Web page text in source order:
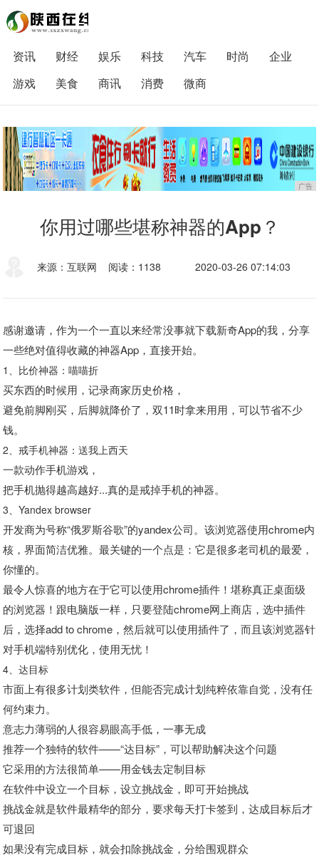
资讯 财经 娱乐 科技 汽车 时尚
企业
游戏
美食 商讯 消费 微商
广告
你用过哪些堪称神器的App？
来源：互联网 阅读：1138 2020-03-26 07:14:03
感谢邀请，作为一个一直以来经常没事就下载新奇App的我，分享
一些绝对值得收藏的神器App，直接开始。
1、比价神器：喵喵折
买东西的时候用，记录商家历史价格，
避免前脚刚买，后脚就降价了，双11时拿来用用，可以节省不少
钱。
2、戒手机神器：送我上西天
一款动作手机游戏，
把手机抛得越高越好...真的是戒掉手机的神器。
3、Yandex browser
开发商为号称“俄罗斯谷歌”的yandex公司。该浏览器使用chrome内
核，界面简洁优雅。最关键的一个点是：它是很多老司机的最爱，
你懂的。
最令人惊喜的地方在于它可以使用chrome插件！堪称真正桌面级
的浏览器！跟电脑版一样，只要登陆chrome网上商店，选中插件
后，选择add to chrome，然后就可以使用插件了，而且该浏览器针
对手机端特别优化，使用无忧！
4、达目标
市面上有很多计划类软件，但能否完成计划纯粹依靠自觉，没有任
何约束力。
意志力薄弱的人很容易眼高手低，一事无成
推荐一个独特的软件——“达目标”，可以帮助解决这个问题
它采用的方法很简单——用金钱去定制目标
在软件中设立一个目标，设立挑战金，即可开始挑战
挑战金就是软件最精华的部分，要求每天打卡签到，达成目标后才
可退回
如果没有完成目标，就会扣除挑战金，分给围观群众